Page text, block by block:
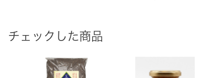
チェックした商品